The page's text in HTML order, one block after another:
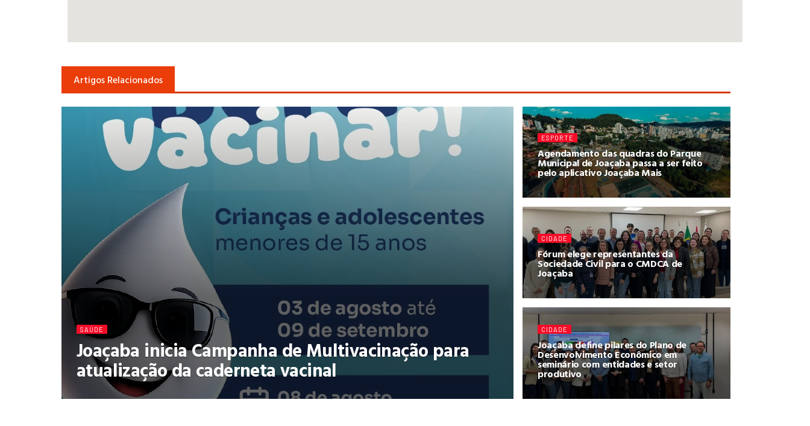
Artigos Relacionados
SAÚDE
Joaçaba inicia Campanha de Multivacinação para
atualização da caderneta vacinal
ESPORTE
Agendamento das quadras do Parque
Municipal de Joaçaba passa a ser feito
pelo aplicativo Joaçaba Mais
CIDADE
Fórum elege representantes da
Sociedade Civil para o CMDCA de
Joaçaba
CIDADE
Joaçaba define pilares do Plano de
Desenvolvimento Econômico em
seminário com entidades e setor
produtivo